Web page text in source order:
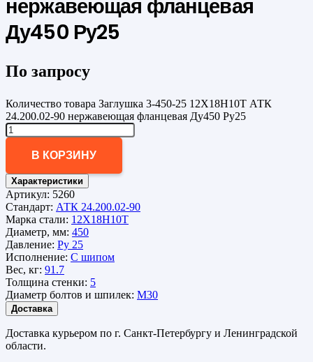
нержавеющая фланцевая
Ду450 Ру25
По запросу
Количество товара Заглушка 3-450-25 12Х18Н10Т АТК
24.200.02-90 нержавеющая фланцевая Ду450 Ру25
В КОРЗИНУ
Характеристики
Артикул: 5260
Стандарт: АТК 24.200.02-90
Марка стали: 12Х18Н10Т
Диаметр, мм: 450
Давление: Ру 25
Исполнение: С шипом
Вес, кг: 91.7
Толщина стенки: 5
Диаметр болтов и шпилек: М30
Доставка
Доставка курьером по г. Санкт-Петербургу и Ленинградской
области.